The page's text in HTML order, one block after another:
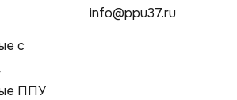
с
ППУ
info@ppu37.ru